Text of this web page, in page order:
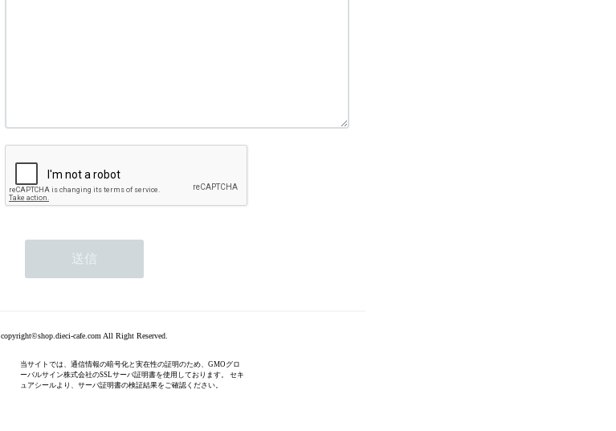
copyright©shop.dieci-cafe.com All Right Reserved.
当サイトでは、通信情報の暗号化と実在性の証明のため、GMOグロ
ーバルサイン株式会社のSSLサーバ証明書を使用しております。 セキ
ュアシールより、サーバ証明書の検証結果をご確認ください。